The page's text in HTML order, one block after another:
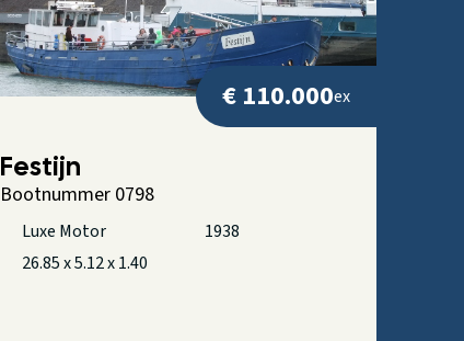
€ 110.000ex
Festijn
Bootnummer 0798
Luxe Motor
1938
26.85 x 5.12 x 1.40